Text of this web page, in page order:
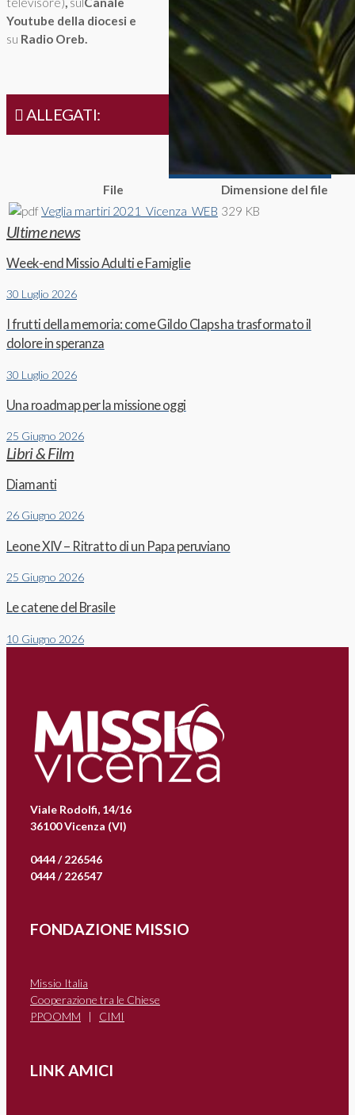
Youtube della diocesi e
su Radio Oreb.
ALLEGATI:
File
Dimensione del file
Veglia martiri 2021_Vicenza_WEB 329 KB
Ultime news
Week-end Missio Adulti e Famiglie
30 Luglio 2026
I frutti della memoria: come Gildo Claps ha trasformato il
dolore in speranza
30 Luglio 2026
Una roadmap per la missione oggi
25 Giugno 2026
Libri & Film
Diamanti
26 Giugno 2026
Leone XIV – Ritratto di un Papa peruviano
25 Giugno 2026
Le catene del Brasile
10 Giugno 2026
Viale Rodolfi, 14/16
36100 Vicenza (VI)
0444 / 226546
0444 / 226547
FONDAZIONE MISSIO
Missio Italia
Cooperazione tra le Chiese
PPOOMM | CIMI
LINK AMICI